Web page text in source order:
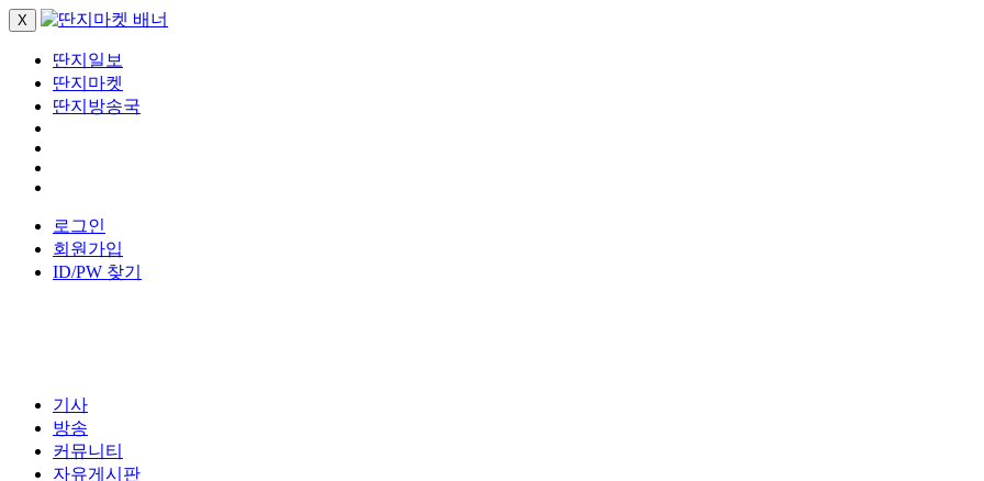
X
딴지일보
딴지마켓
딴지방송국
로그인
회원가입
ID/PW 찾기
기사
방송
커뮤니티
자유게시판